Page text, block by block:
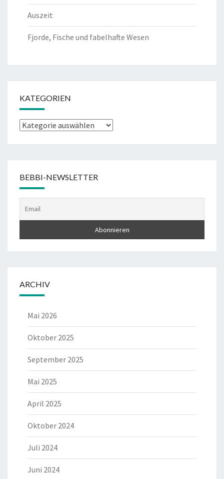
Auszeit
Fjorde, Fische und fabelhafte Wesen
KATEGORIEN
Kategorien
BEBBI-NEWSLETTER
ARCHIV
Mai 2026
Oktober 2025
September 2025
Mai 2025
April 2025
Oktober 2024
Juli 2024
Juni 2024